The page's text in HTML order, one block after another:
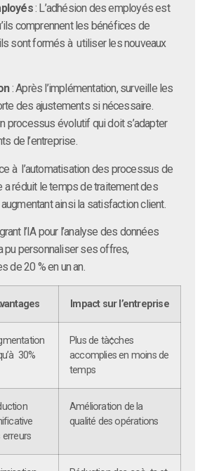
: L’adhésion des employés est
comprennent les bénéfices de
sont formés à utiliser les nouveaux
: Après l’implémentation, surveille les
des ajustements si nécessaire.
processus évolutif qui doit s’adapter
de l’entreprise.
à l’automatisation des processus de
a réduit le temps de traitement des
ainsi la satisfaction client.
l’IA pour l’analyse des données
pu personnaliser ses offres,
de 20 % en un an.
Impact sur l’entreprise
30%
Plus de tà¢ches
accomplies en moins de
temps
erreurs
Amélioration de la
qualité des opérations